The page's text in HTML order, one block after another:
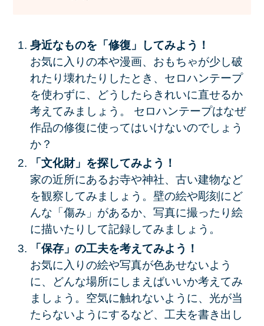
身近なものを「修復」してみよう！
お気に入りの本や漫画、おもちゃが少し破
れたり壊れたりしたとき、セロハンテープ
を使わずに、どうしたらきれいに直せるか
考えてみましょう。 セロハンテープはなぜ
作品の修復に使ってはいけないのでしょう
か？
「文化財」を探してみよう！
家の近所にあるお寺や神社、古い建物など
を観察してみましょう。壁の絵や彫刻にど
んな「傷み」があるか、写真に撮ったり絵
に描いたりして記録してみましょう。
「保存」の工夫を考えてみよう！
お気に入りの絵や写真が色あせないよう
に、どんな場所にしまえばいいか考えてみ
ましょう。空気に触れないように、光が当
たらないようにするなど、工夫を書き出し